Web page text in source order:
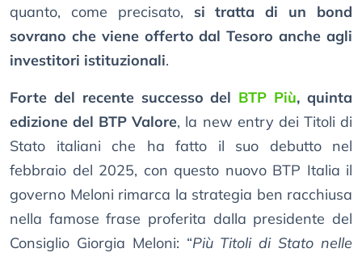
quanto, come precisato, si tratta di un bond
sovrano che viene offerto dal Tesoro anche agli
investitori istituzionali.
Forte del recente successo del BTP Più, quinta
edizione del BTP Valore, la new entry dei Titoli di
Stato italiani che ha fatto il suo debutto nel
febbraio del 2025, con questo nuovo BTP Italia il
governo Meloni rimarca la strategia ben racchiusa
nella famose frase proferita dalla presidente del
Consiglio Giorgia Meloni: “Più Titoli di Stato nelle